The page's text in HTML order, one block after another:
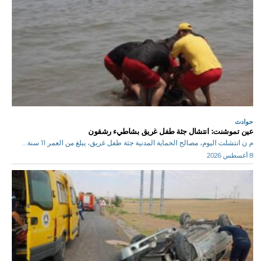
حوادث
عين تموشنت: انتشال جثة طفل غريق بشاطيء رشقون
م ن انتشلت اليوم، مصالح الحماية المدنية جثة طفل غريق، يبلغ من العمر 11 سنة...
8 أغسطس 2026